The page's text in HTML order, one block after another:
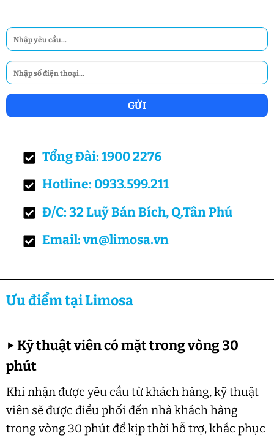
Tổng Đài: 1900 2276
Hotline: 0933.599.211
Đ/C: 32 Luỹ Bán Bích, Q.Tân Phú
Email: vn@limosa.vn
Ưu điểm tại Limosa
▶Kỹ thuật viên có mặt trong vòng 30
phút
Khi nhận được yêu cầu từ khách hàng, kỹ thuật
viên sẽ được điều phối đến nhà khách hàng
trong vòng 30 phút để kịp thời hỗ trợ, khắc phục